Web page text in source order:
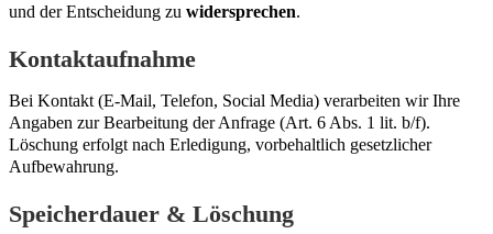
und der Entscheidung zu widersprechen.
Kontaktaufnahme
Bei Kontakt (E-Mail, Telefon, Social Media) verarbeiten wir Ihre
Angaben zur Bearbeitung der Anfrage (Art. 6 Abs. 1 lit. b/f).
Löschung erfolgt nach Erledigung, vorbehaltlich gesetzlicher
Aufbewahrung.
Speicherdauer & Löschung